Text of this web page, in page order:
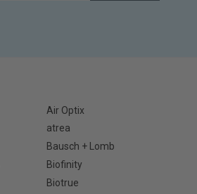
Air Optix
atrea
Bausch + Lomb
Biofinity
Biotrue